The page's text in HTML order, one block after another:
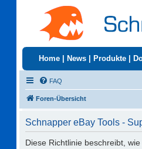
Home News Produkte
FAQ
Foren-Übersicht
Schnapper eBay Tools -
Diese Richtlinie beschreibt,